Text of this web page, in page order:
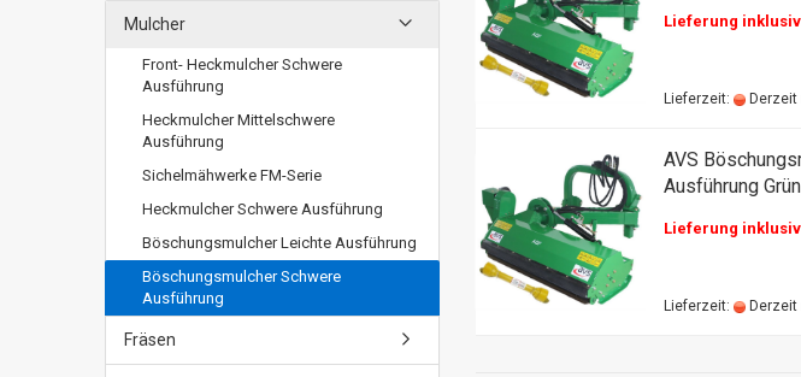
Lieferung
Lieferzeit: Derzeit
AVS
Ausführung Grün
Lieferung
Lieferzeit: Derzeit
Mulcher
Front- Heckmulcher Schwere
Ausführung
Heckmulcher Mittelschwere
Ausführung
Sichelmähwerke FM-Serie
Heckmulcher Schwere Ausführung
Böschungsmulcher Leichte Ausführung
Böschungsmulcher Schwere
Ausführung
Fräsen